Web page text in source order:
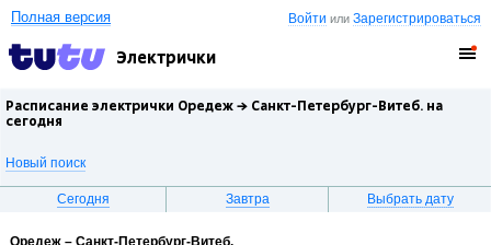
Войти илиЗарегистрироваться
Полная версия
Электрички
Расписание электрички Оредеж → Санкт-Петербург-Витеб. на
сегодня
Новый поиск
Сегодня Завтра Выбрать дату
Оредеж – Санкт-Петербург-Витеб.